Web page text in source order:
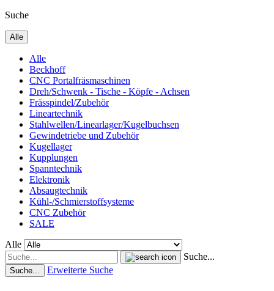
Suche
Alle
Alle
Beckhoff
CNC Portalfräsmaschinen
Dreh/Schwenk - Tische - Köpfe - Achsen
Frässpindel/Zubehör
Lineartechnik
Stahlwellen/Linearlager/Kugelbuchsen
Gewindetriebe und Zubehör
Kugellager
Kupplungen
Spanntechnik
Elektronik
Absaugtechnik
Kühl-/Schmierstoffsysteme
CNC Zubehör
SALE
Alle
Suche...
Suche... Erweiterte Suche